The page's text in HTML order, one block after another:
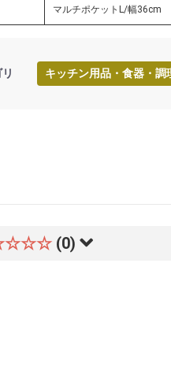
マルチポケットL/幅36cm
キッチン用品・食器・調
(0)